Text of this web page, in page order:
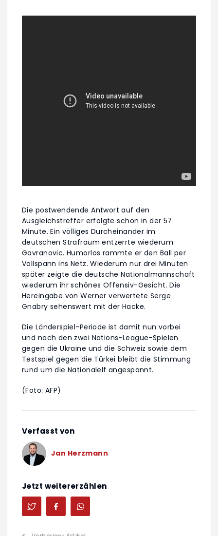
Die postwendende Antwort auf den
Ausgleichstreffer erfolgte schon in der 57.
Minute. Ein völliges Durcheinander im
deutschen Strafraum entzerrte wiederum
Gavranovic. Humorlos rammte er den Ball per
Vollspann ins Netz. Wiederum nur drei Minuten
später zeigte die deutsche Nationalmannschaft
wiederum ihr schönes Offensiv-Gesicht. Die
Hereingabe von Werner verwertete Serge
Gnabry sehenswert mit der Hacke.
Die Länderspiel-Periode ist damit nun vorbei
und nach den zwei Nations-League-Spielen
gegen die Ukraine und die Schweiz sowie dem
Testspiel gegen die Türkei bleibt die Stimmung
rund um die Nationalelf angespannt.
(Foto: AFP)
Verfasst von
Jan Herzmann
Jetzt weitererzählen